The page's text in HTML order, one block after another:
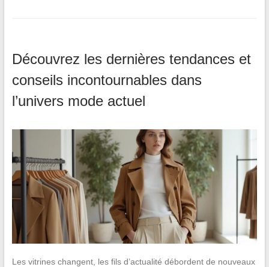
Découvrez les dernières tendances et
conseils incontournables dans
l’univers mode actuel
Les vitrines changent, les fils d’actualité débordent de nouveaux